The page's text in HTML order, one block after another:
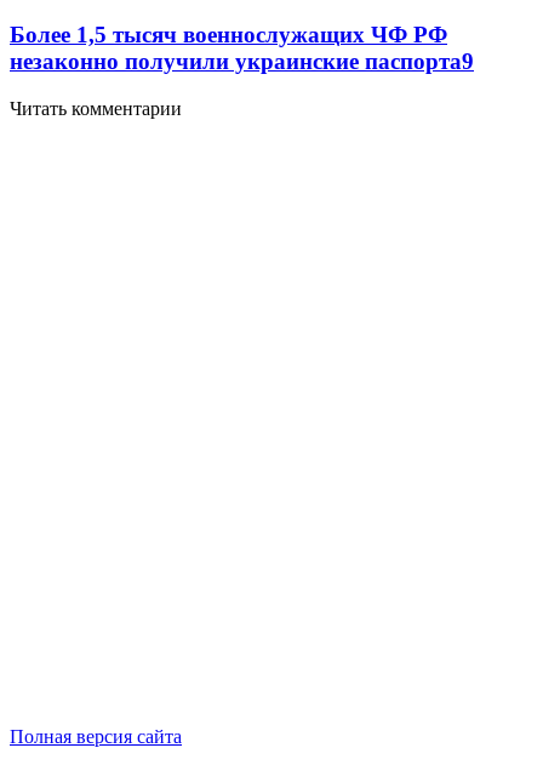
Более 1,5 тысяч военнослужащих ЧФ РФ
незаконно получили украинские паспорта9
Читать комментарии
Полная версия сайта